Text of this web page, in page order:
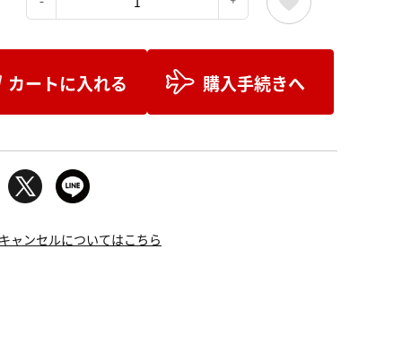
カートに入れる 購入手続きへ
ャンセルについてはこちら